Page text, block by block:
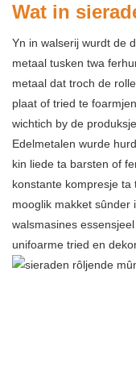
Wat in
Yn in walserij wurdt de
metaal tusken twa
metaal dat troch de
plaat of tried te
wichtich by de
Edelmetalen wurde
kin liede ta barsten of
konstante kompresje
mooglik makket sûnder
walsmasines
unifoarme tried en